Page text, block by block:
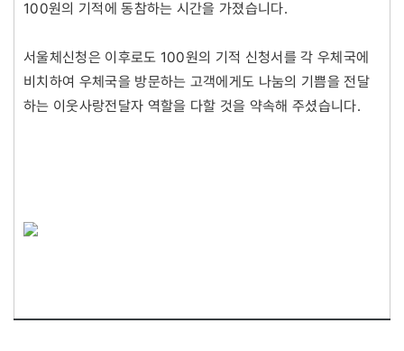
100원의 기적에 동참하는 시간을 가졌습니다.
서울체신청은 이후로도 100원의 기적 신청서를 각 우체국에
비치하여 우체국을 방문하는 고객에게도 나눔의 기쁨을 전달
하는 이웃사랑전달자 역할을 다할 것을 약속해 주셨습니다.